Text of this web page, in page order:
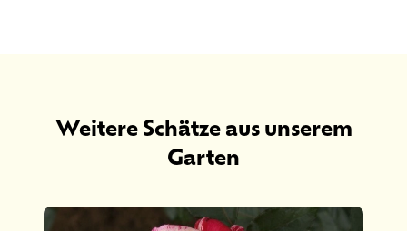
Weitere Schätze aus unserem
Garten